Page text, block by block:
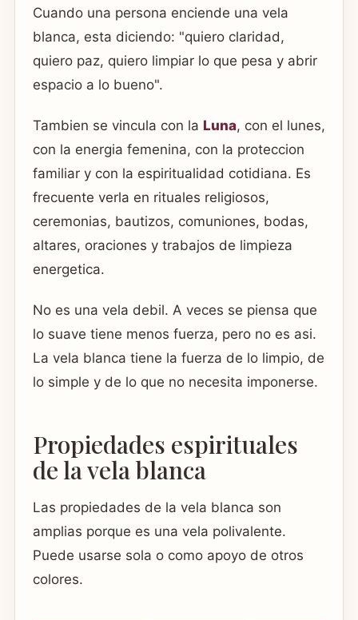
Cuando una persona enciende una vela
blanca, esta diciendo: "quiero claridad,
quiero paz, quiero limpiar lo que pesa y abrir
espacio a lo bueno".
Tambien se vincula con la Luna, con el lunes,
con la energia femenina, con la proteccion
familiar y con la espiritualidad cotidiana. Es
frecuente verla en rituales religiosos,
ceremonias, bautizos, comuniones, bodas,
altares, oraciones y trabajos de limpieza
energetica.
No es una vela debil. A veces se piensa que
lo suave tiene menos fuerza, pero no es asi.
La vela blanca tiene la fuerza de lo limpio, de
lo simple y de lo que no necesita imponerse.
Propiedades espirituales
de la vela blanca
Las propiedades de la vela blanca son
amplias porque es una vela polivalente.
Puede usarse sola o como apoyo de otros
colores.